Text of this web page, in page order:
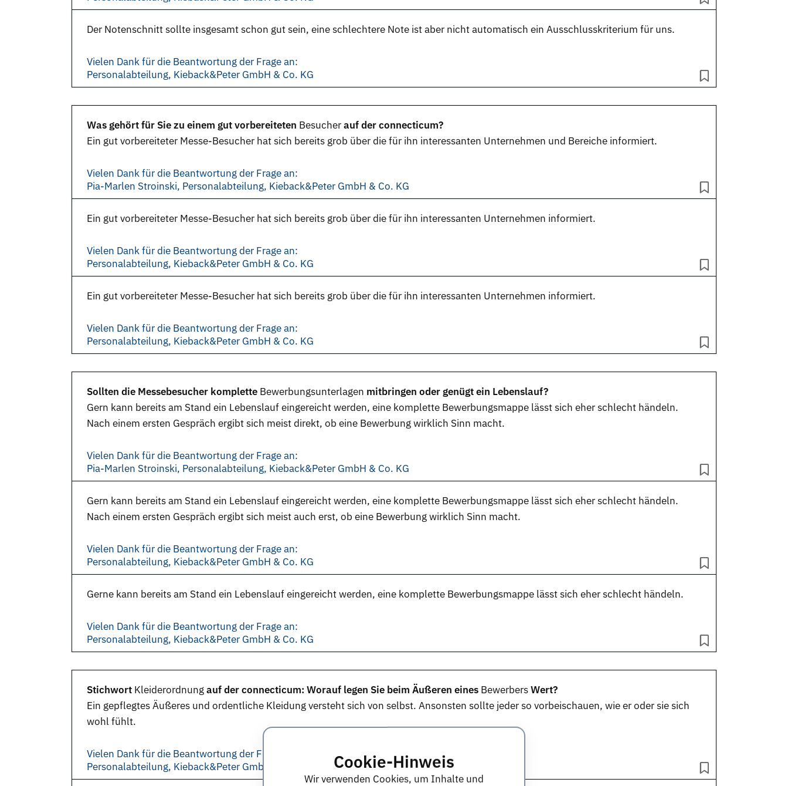
Cookie-Hinweis
Wir verwenden Cookies, um Inhalte und
Der Notenschnitt sollte insgesamt schon gut sein, eine schlechtere Note ist aber nicht automatisch ein Ausschlusskriterium für uns.
Vielen Dank für die Beantwortung der Frage an:
Personalabteilung, Kieback&Peter GmbH & Co. KG
Was gehört für Sie zu einem gut vorbereiteten Besucherauf der connecticum?
Ein gut vorbereiteter Messe-Besucher hat sich bereits grob über die für ihn interessanten Unternehmen und Bereiche informiert.
Vielen Dank für die Beantwortung der Frage an:
Pia-Marlen Stroinski, Personalabteilung, Kieback&Peter GmbH & Co. KG
Ein gut vorbereiteter Messe-Besucher hat sich bereits grob über die für ihn interessanten Unternehmen informiert.
Vielen Dank für die Beantwortung der Frage an:
Personalabteilung, Kieback&Peter GmbH & Co. KG
Ein gut vorbereiteter Messe-Besucher hat sich bereits grob über die für ihn interessanten Unternehmen informiert.
Vielen Dank für die Beantwortung der Frage an:
Personalabteilung, Kieback&Peter GmbH & Co. KG
Sollten die Messebesucher komplette Bewerbungsunterlagen mitbringen oder genügt ein Lebenslauf?
Gern kann bereits am Stand ein Lebenslauf eingereicht werden, eine komplette Bewerbungsmappe lässt sich eher schlecht händeln.
Nach einem ersten Gespräch ergibt sich meist direkt, ob eine Bewerbung wirklich Sinn macht.
Vielen Dank für die Beantwortung der Frage an:
Pia-Marlen Stroinski, Personalabteilung, Kieback&Peter GmbH & Co. KG
Gern kann bereits am Stand ein Lebenslauf eingereicht werden, eine komplette Bewerbungsmappe lässt sich eher schlecht händeln.
Nach einem ersten Gespräch ergibt sich meist auch erst, ob eine Bewerbung wirklich Sinn macht.
Vielen Dank für die Beantwortung der Frage an:
Personalabteilung, Kieback&Peter GmbH & Co. KG
Gerne kann bereits am Stand ein Lebenslauf eingereicht werden, eine komplette Bewerbungsmappe lässt sich eher schlecht händeln.
Vielen Dank für die Beantwortung der Frage an:
Personalabteilung, Kieback&Peter GmbH & Co. KG
Stichwort Kleiderordnungauf der connecticum: Worauf legen Sie beim Äußeren eines BewerbersWert?
Ein gepflegtes Äußeres und ordentliche Kleidung versteht sich von selbst. Ansonsten sollte jeder so vorbeischauen, wie er oder sie sich
wohl fühlt.
Vielen Dank für die Beantwortung der Frage an:
Personalabteilung, Kieback&Peter GmbH & Co. KG